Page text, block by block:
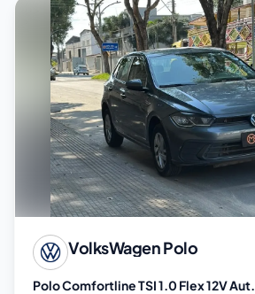
VolksWagenPolo
Polo Comfortline TSI 1.0 Flex 12V Aut.